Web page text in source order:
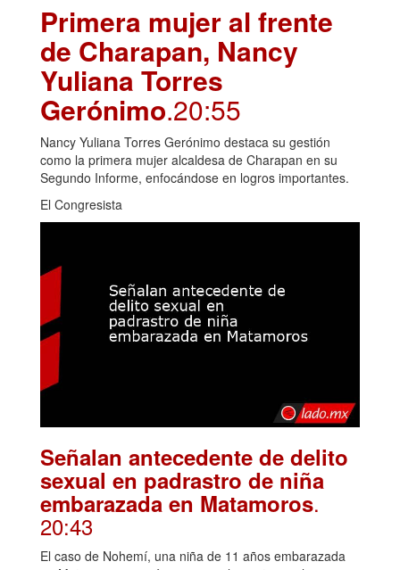
Primera mujer al frente
de Charapan, Nancy
Yuliana Torres
Gerónimo.20:55
Nancy Yuliana Torres Gerónimo destaca su gestión
como la primera mujer alcaldesa de Charapan en su
Segundo Informe, enfocándose en logros importantes.
El Congresista
Señalan antecedente de delito
sexual en padrastro de niña
embarazada en Matamoros.
20:43
El caso de Nohemí, una niña de 11 años embarazada